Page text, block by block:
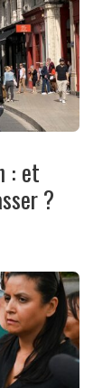
: et
?